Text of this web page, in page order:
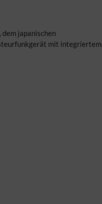
japanischen
mit integriertem